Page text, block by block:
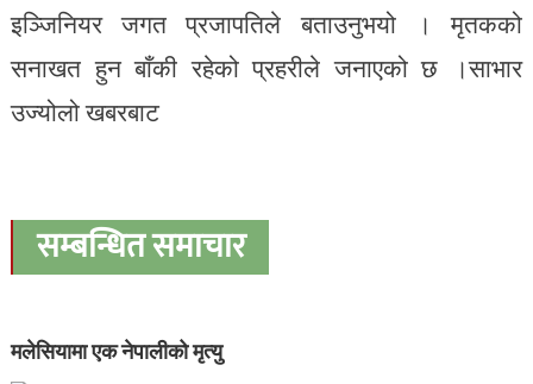
इञ्जिनियर जगत प्रजापतिले बताउनुभयो । मृतकको
सनाखत हुन बाँकी रहेको प्रहरीले जनाएको छ ।साभार
उज्योलो खबरबाट
सम्बन्धित समाचार
मलेसियामा एक नेपालीको मृत्यु